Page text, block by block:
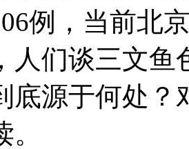
例，当前北
人们谈三文
源于何处？